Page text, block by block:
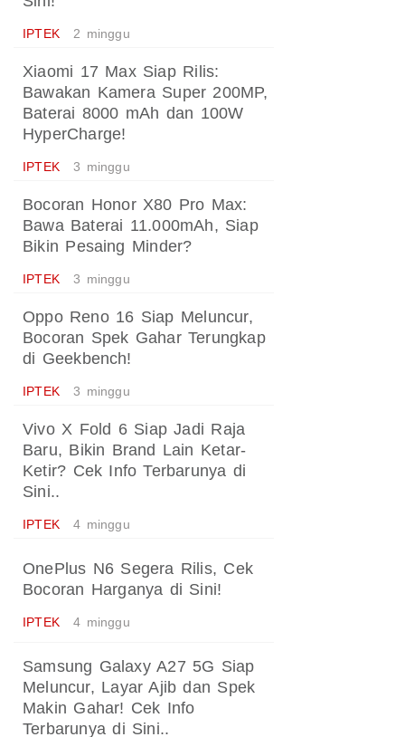
IPTEK 2 minggu
Xiaomi 17 Max Siap Rilis:
Bawakan Kamera Super 200MP,
Baterai 8000 mAh dan 100W
HyperCharge!
IPTEK 3 minggu
Bocoran Honor X80 Pro Max:
Bawa Baterai 11.000mAh, Siap
Bikin Pesaing Minder?
IPTEK 3 minggu
Oppo Reno 16 Siap Meluncur,
Bocoran Spek Gahar Terungkap
di Geekbench!
IPTEK 3 minggu
Vivo X Fold 6 Siap Jadi Raja
Baru, Bikin Brand Lain Ketar-
Ketir? Cek Info Terbarunya di
Sini..
IPTEK 4 minggu
OnePlus N6 Segera Rilis, Cek
Bocoran Harganya di Sini!
IPTEK 4 minggu
Samsung Galaxy A27 5G Siap
Meluncur, Layar Ajib dan Spek
Makin Gahar! Cek Info
Terbarunya di Sini..